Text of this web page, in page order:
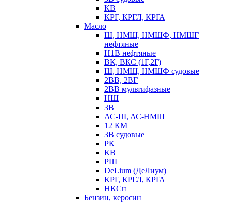
КВ
КРГ, КРГЛ, КРГА
Масло
Ш, НМШ, НМШФ, НМШГ
нефтяные
Н1В нефтяные
ВК, ВКС (1Г,2Г)
Ш, НМШ, НМШФ судовые
2ВВ, 2ВГ
2ВВ мультифазные
НШ
3В
АС-Ш, АС-НМШ
12 КМ
3В судовые
РК
КВ
РШ
DeLium (ДеЛиум)
КРГ, КРГЛ, КРГА
НКСн
Бензин, керосин